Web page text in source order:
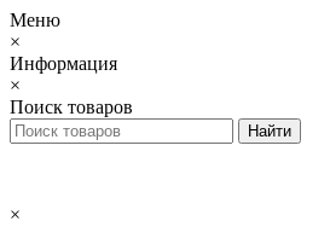
Меню
×
Информация
×
Поиск товаров
×